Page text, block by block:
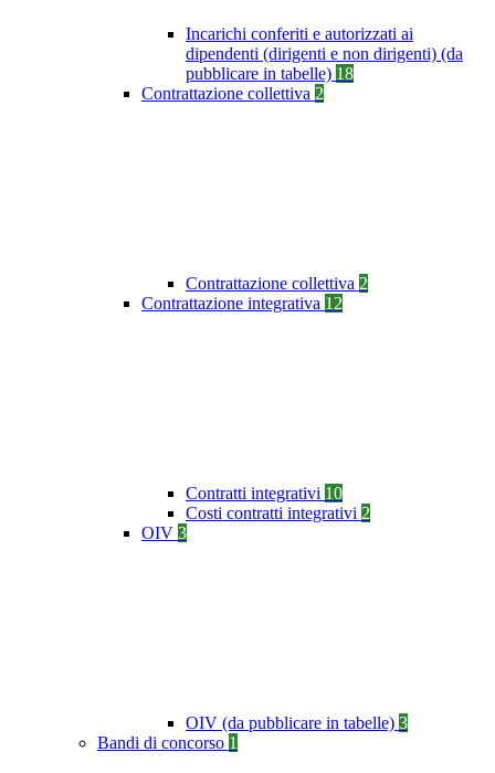
Incarichi conferiti e autorizzati ai
dipendenti (dirigenti e non dirigenti) (da
pubblicare in tabelle) 18
Contrattazione collettiva 2
Contrattazione collettiva 2
Contrattazione integrativa 12
Contratti integrativi 10
Costi contratti integrativi 2
OIV 3
OIV (da pubblicare in tabelle) 3
Bandi di concorso 1